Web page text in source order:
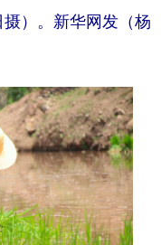
）。新华网发（杨